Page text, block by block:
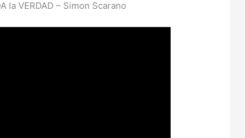
la VERDAD – Simon Scarano